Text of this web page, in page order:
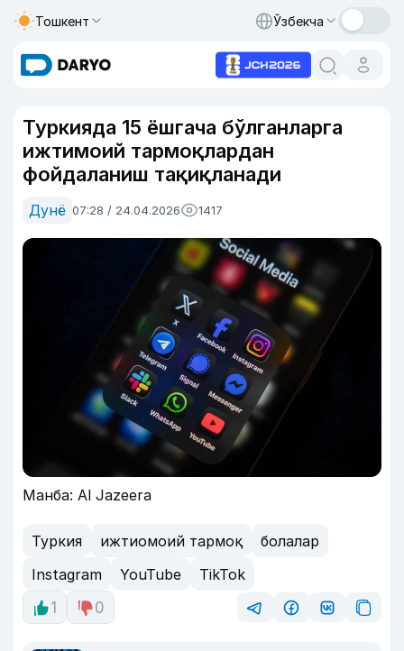
Тошкент Ўзбекча
Туркияда 15 ёшгача бўлганларга
ижтимоий тармоқлардан
фойдаланиш тақиқланади
Дунё 07:28 / 24.04.2026 1417
Манба: Al Jazeera
Туркия ижтиомоий тармоқ
болалар
Instagram
YouTube
TikTok
1
0